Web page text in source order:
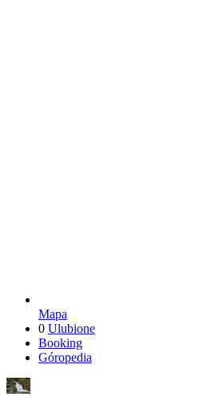
Mapa
0 Ulubione
Booking
Góropedia